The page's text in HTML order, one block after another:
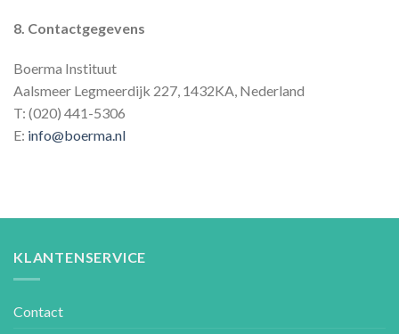
8. Contactgegevens
Boerma Instituut
Aalsmeer Legmeerdijk 227, 1432KA, Nederland
T: (020) 441-5306
E: info@boerma.nl
KLANTENSERVICE
Contact